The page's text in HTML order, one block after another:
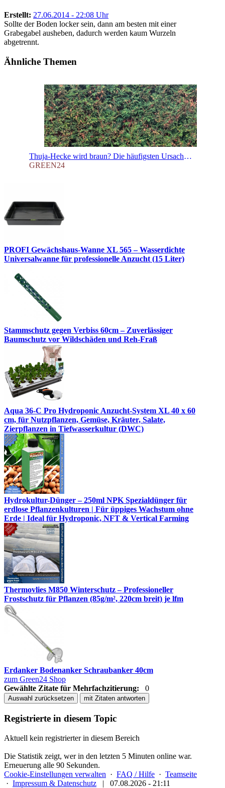
Erstellt: 27.06.2014 - 22:08 Uhr
Sollte der Boden locker sein, dann am besten mit einer
Grabegabel ausheben, dadurch werden kaum Wurzeln
abgetrennt.
Ähnliche Themen
Thuja-Hecke wird braun? Die häufigsten Ursachen & was wirklich hilft!
GREEN24
PROFI Gewächshaus-Wanne XL 565 – Wasserdichte
Universalwanne für professionelle Anzucht (15 Liter)
Stammschutz gegen Verbiss 60cm – Zuverlässiger
Baumschutz vor Wildschäden und Reh-Fraß
Aqua 36-C Pro Hydroponic Anzucht-System XL 40 x 60
cm, für Nutzpflanzen, Gemüse, Kräuter, Salate,
Zierpflanzen in Tiefwasserkultur (DWC)
Hydrokultur-Dünger – 250ml NPK Spezialdünger für
erdlose Pflanzenkulturen | Für üppiges Wachstum ohne
Erde | Ideal für Hydroponic, NFT & Vertical Farming
Thermovlies M850 Winterschutz – Professioneller
Frostschutz für Pflanzen (85g/m², 220cm breit) je lfm
Erdanker Bodenanker Schraubanker 40cm
zum Green24 Shop
Gewählte Zitate für Mehrfachzitierung:
0
Auswahl zurücksetzen mit Zitaten antworten
Registrierte in diesem Topic
Aktuell kein registrierter in diesem Bereich
Die Statistik zeigt, wer in den letzten 5 Minuten online war.
Erneuerung alle 90 Sekunden.
Cookie-Einstellungen verwalten · FAQ / Hilfe · Teamseite
· Impressum & Datenschutz |
07.08.2026 - 21:11